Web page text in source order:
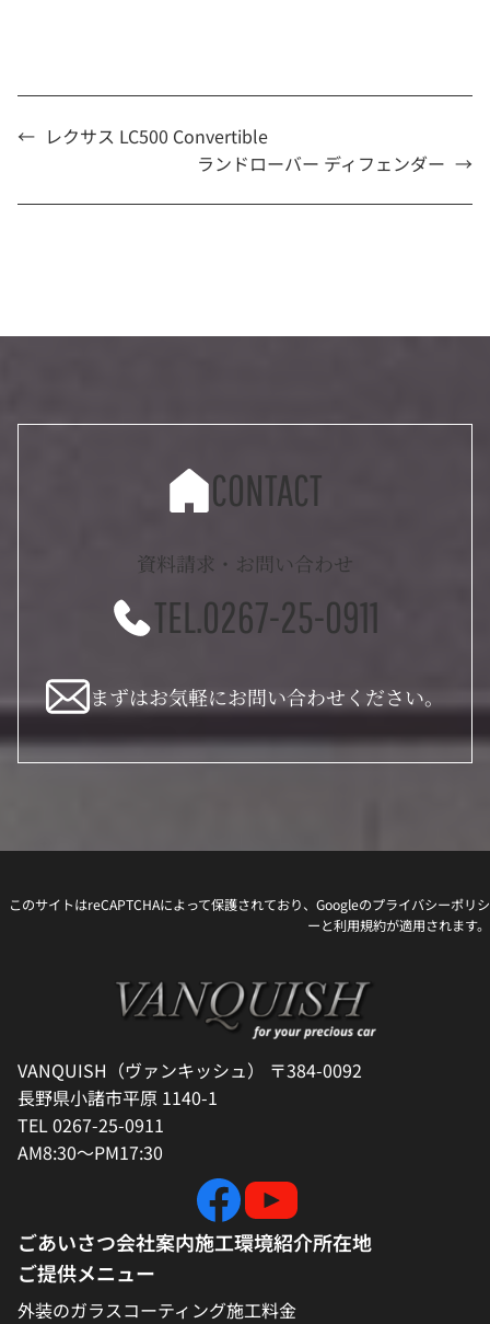
← レクサス LC500 Convertible
ランドローバー ディフェンダー →
CONTACT
資料請求・お問い合わせ
TEL.0267-25-0911
まずはお気軽にお問い合わせください。
このサイトはreCAPTCHAによって保護されており、Googleのプライバシーポリシ
ーと利用規約が適用されます。
VANQUISH（ヴァンキッシュ） 〒384-0092
長野県小諸市平原 1140-1
TEL 0267-25-0911
AM8:30～PM17:30
ごあいさつ会社案内施工環境紹介所在地
ご提供メニュー
外装のガラスコーティング施工料金